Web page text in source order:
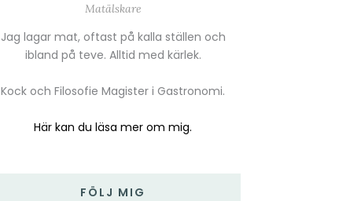
Matälskare
Jag lagar mat, oftast på kalla ställen och
ibland på teve. Alltid med kärlek.
Kock och Filosofie Magister i Gastronomi.
Här kan du läsa mer om mig.
FÖLJ MIG